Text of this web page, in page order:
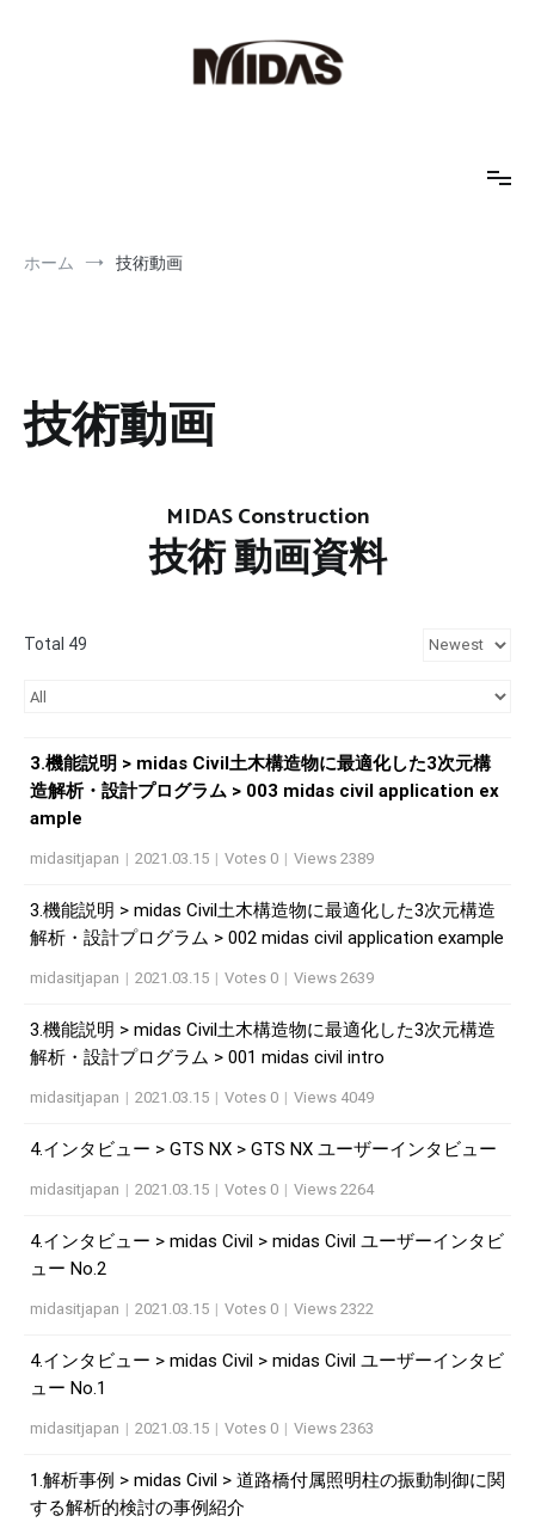
ホーム 技術動画
技術動画
MIDAS Construction
技術 動画資料
Total 49
3.機能説明 > midas Civil土木構造物に最適化した3次元構
造解析・設計プログラム > 003 midas civil application ex
ample
midasitjapan | 2021.03.15 | Votes 0 | Views 2389
3.機能説明 > midas Civil土木構造物に最適化した3次元構造
解析・設計プログラム > 002 midas civil application example
midasitjapan | 2021.03.15 | Votes 0 | Views 2639
3.機能説明 > midas Civil土木構造物に最適化した3次元構造
解析・設計プログラム > 001 midas civil intro
midasitjapan | 2021.03.15 | Votes 0 | Views 4049
4.インタビュー > GTS NX > GTS NX ユーザーインタビュー
midasitjapan | 2021.03.15 | Votes 0 | Views 2264
4.インタビュー > midas Civil > midas Civil ユーザーインタビ
ュー No.2
midasitjapan | 2021.03.15 | Votes 0 | Views 2322
4.インタビュー > midas Civil > midas Civil ユーザーインタビ
ュー No.1
midasitjapan | 2021.03.15 | Votes 0 | Views 2363
1.解析事例 > midas Civil > 道路橋付属照明柱の振動制御に関
する解析的検討の事例紹介